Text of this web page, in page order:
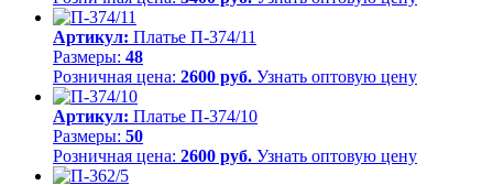
Артикул: Платье П-374/11
Размеры: 48
Розничная цена: 2600 руб. Узнать оптовую цену
Артикул: Платье П-374/10
Размеры: 50
Розничная цена: 2600 руб. Узнать оптовую цену